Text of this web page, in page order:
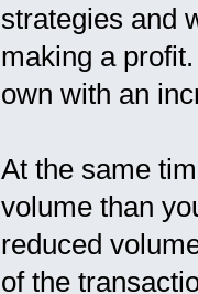
strategies and
making a
own with an
At the same
volume than
reduced
of the